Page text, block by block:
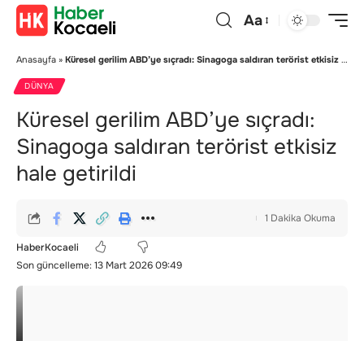
Aa
Anasayfa » Küresel gerilim ABD’ye sıçradı: Sinagoga saldıran terörist etkisiz hale getirildi
DÜNYA
Küresel gerilim ABD’ye sıçradı:
Sinagoga saldıran terörist etkisiz
hale getirildi
Son güncelleme: 13 Mart 2026 09:49
HaberKocaeli
1 Dakika Okuma